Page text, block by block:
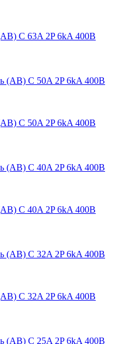
C 63A 2P 6kA 400В
C 50A 2P 6kA 400В
C 40A 2P 6kA 400В
C 32A 2P 6kA 400В